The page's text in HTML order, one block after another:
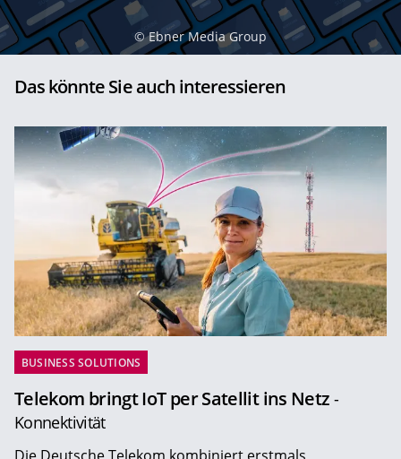
© Ebner Media Group
Das könnte Sie auch interessieren
BUSINESS SOLUTIONS
Telekom bringt IoT per Satellit ins Netz -
Konnektivität